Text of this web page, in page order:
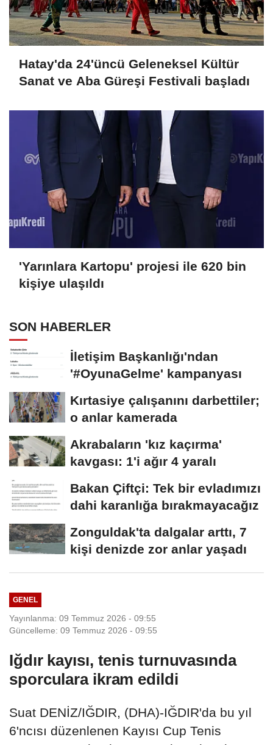
Hatay'da 24'üncü Geleneksel Kültür
Sanat ve Aba Güreşi Festivali başladı
'Yarınlara Kartopu' projesi ile 620 bin
kişiye ulaşıldı
SON HABERLER
İletişim Başkanlığı'ndan
'#OyunaGelme' kampanyası
Kırtasiye çalışanını darbettiler;
o anlar kamerada
Akrabaların 'kız kaçırma'
kavgası: 1'i ağır 4 yaralı
Bakan Çiftçi: Tek bir evladımızı
dahi karanlığa bırakmayacağız
Zonguldak'ta dalgalar arttı, 7
kişi denizde zor anlar yaşadı
GENEL
Yayınlanma: 09 Temmuz 2026 - 09:55
Güncelleme: 09 Temmuz 2026 - 09:55
Iğdır kayısı, tenis turnuvasında
sporculara ikram edildi
Suat DENİZ/IĞDIR, (DHA)-IĞDIR'da bu yıl
6'ncısı düzenlenen Kayısı Cup Tenis